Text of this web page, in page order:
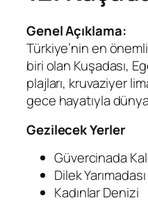
Genel Açıklama:
Türkiye’nin en
biri olan Kuşadası,
plajları, kruvaziyer
gece hayatıyla
Gezilecek Yerler
Güvercinada
Dilek
Kadınlar Denizi